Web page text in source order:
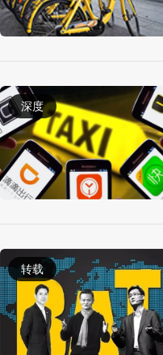
深度
转载